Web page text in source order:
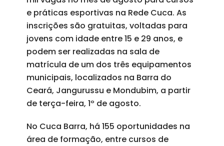
e práticas esportivas na Rede Cuca. As
inscrições são gratuitas, voltadas para
jovens com idade entre 15 e 29 anos, e
podem ser realizadas na sala de
matrícula de um dos três equipamentos
municipais, localizados na Barra do
Ceará, Jangurussu e Mondubim, a partir
de terça-feira, 1º de agosto.
No Cuca Barra, há 155 oportunidades na
área de formação, entre cursos de